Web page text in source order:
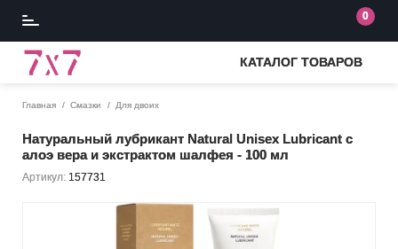
0
КАТАЛОГ ТОВАРОВ
Главная Смазки Для двоих
Натуральный лубрикант Natural Unisex Lubricant с
алоэ вера и экстрактом шалфея - 100 мл
Артикул: 157731